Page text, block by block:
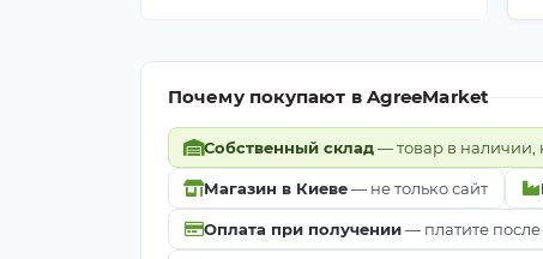
Почему покупают в AgreeMarket
Собственный склад— товар в наличии,
Магазин в Киеве— не только сайт
Оплата при получении— платите